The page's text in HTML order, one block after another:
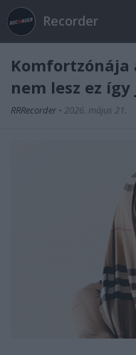
Recorder
Komfortzónája
nem lesz ez
RRRecorder • 2026. május 21.